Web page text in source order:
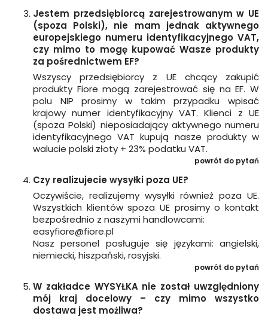
Jestem przedsiębiorcą zarejestrowanym w UE
(spoza Polski), nie mam jednak aktywnego
europejskiego numeru identyfikacyjnego VAT,
czy mimo to mogę kupować Wasze produkty
za pośrednictwem EF?
Wszyscy przedsiębiorcy z UE chcący zakupić
produkty Fiore mogą zarejestrować się na EF. W
polu NIP prosimy w takim przypadku wpisać
krajowy numer identyfikacyjny VAT. Klienci z UE
(spoza Polski) nieposiadający aktywnego numeru
identyfikacyjnego VAT kupują nasze produkty w
walucie polski złoty + 23% podatku VAT.
powrót do pytań
Czy realizujecie wysyłki poza UE?
Oczywiście, realizujemy wysyłki również poza UE.
Wszystkich klientów spoza UE prosimy o kontakt
bezpośrednio z naszymi handlowcami:
easyfiore@fiore.pl
Nasz personel posługuje się językami: angielski,
niemiecki, hiszpański, rosyjski.
powrót do pytań
W zakładce WYSYŁKA nie został uwzględniony
mój kraj docelowy – czy mimo wszystko
dostawa jest możliwa?